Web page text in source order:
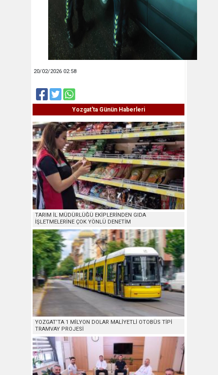
20/02/2026 02:58
Yozgat'ta Günün Haberleri
TARIM İL MÜDÜRLÜĞÜ EKİPLERİNDEN GIDA
İŞLETMELERİNE ÇOK YÖNLÜ DENETİM
YOZGAT’TA 1 MİLYON DOLAR MALİYETLİ OTOBÜS TİPİ
TRAMVAY PROJESİ